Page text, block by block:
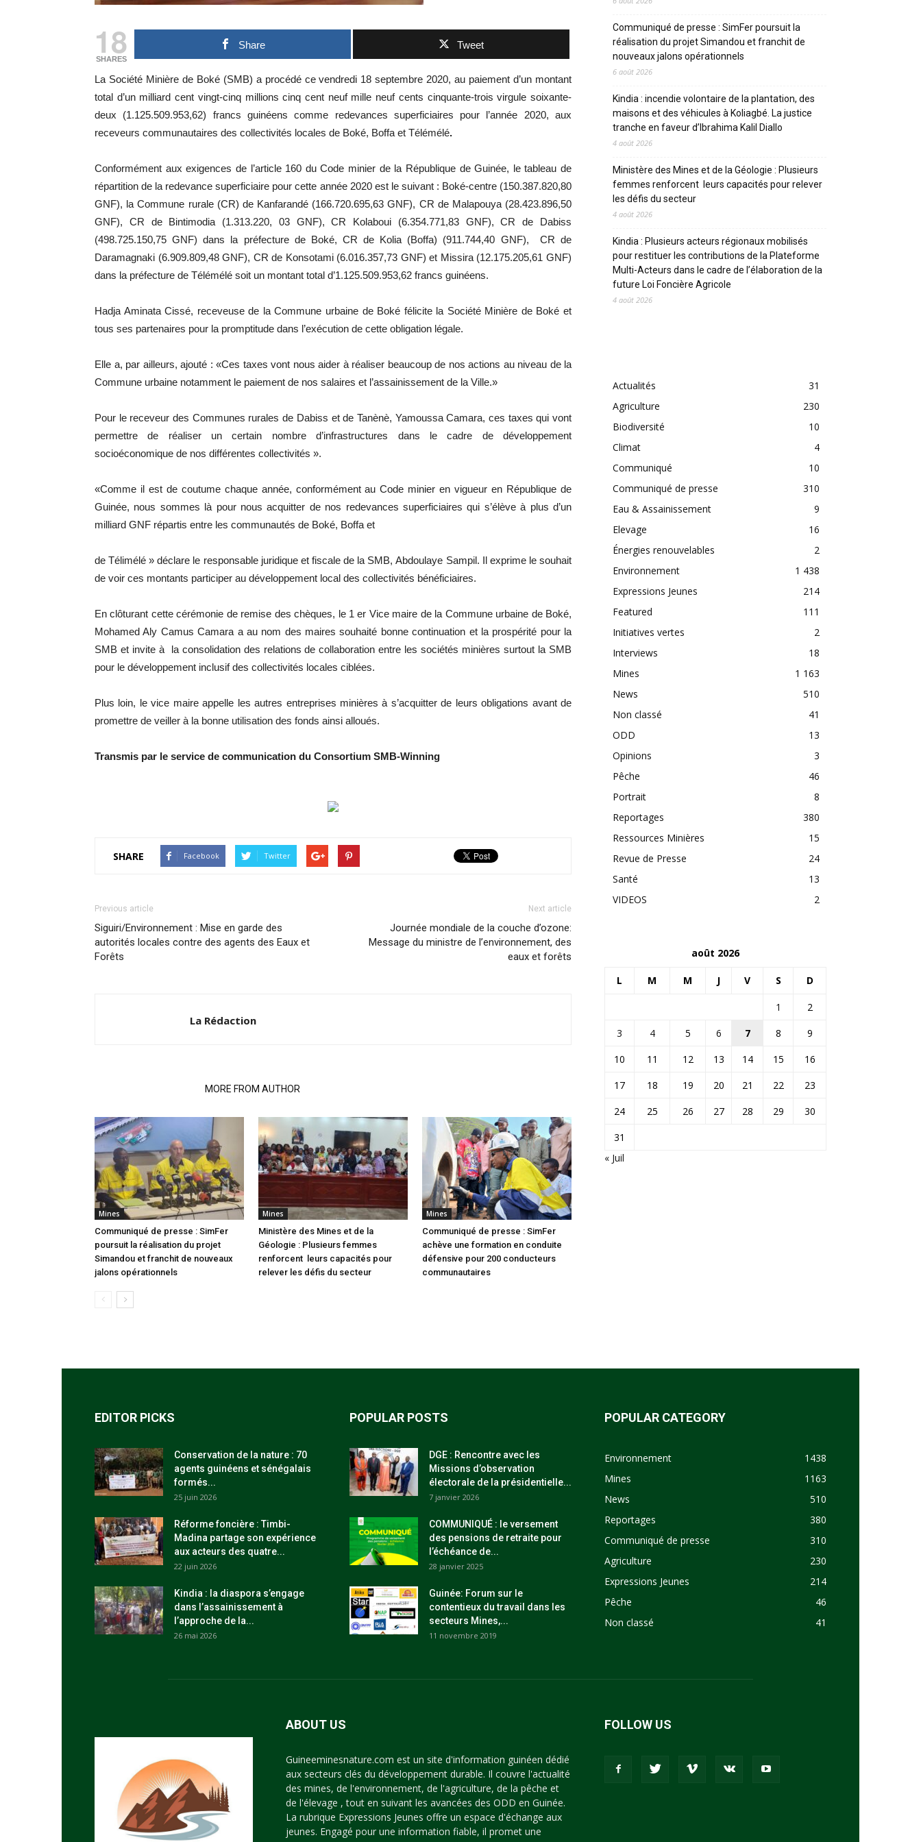
18
SHARES
Share Tweet
La Société Minière de Boké (SMB) a procédé ce vendredi 18 septembre 2020, au paiement d’un montant
total d’un milliard cent vingt-cinq millions cinq cent neuf mille neuf cents cinquante-trois virgule soixante-
deux (1.125.509.953,62) francs guinéens comme redevances superficiaires pour l’année 2020, aux
receveurs communautaires des collectivités locales de Boké, Boffa et Télémélé.
Conformément aux exigences de l’article 160 du Code minier de la République de Guinée, le tableau de
répartition de la redevance superficiaire pour cette année 2020 est le suivant : Boké-centre (150.387.820,80
GNF), la Commune rurale (CR) de Kanfarandé (166.720.695,63 GNF), CR de Malapouya (28.423.896,50
GNF), CR de Bintimodia (1.313.220, 03 GNF), CR Kolaboui (6.354.771,83 GNF), CR de Dabiss
(498.725.150,75 GNF) dans la préfecture de Boké, CR de Kolia (Boffa) (911.744,40 GNF), CR de
Daramagnaki (6.909.809,48 GNF), CR de Konsotami (6.016.357,73 GNF) et Missira (12.175.205,61 GNF)
dans la préfecture de Télémélé soit un montant total d’1.125.509.953,62 francs guinéens.
Hadja Aminata Cissé, receveuse de la Commune urbaine de Boké félicite la Société Minière de Boké et
tous ses partenaires pour la promptitude dans l’exécution de cette obligation légale.
Elle a, par ailleurs, ajouté : «Ces taxes vont nous aider à réaliser beaucoup de nos actions au niveau de la
Commune urbaine notamment le paiement de nos salaires et l’assainissement de la Ville.»
Pour le receveur des Communes rurales de Dabiss et de Tanènè, Yamoussa Camara, ces taxes qui vont
permettre de réaliser un certain nombre d’infrastructures dans le cadre de développement
socioéconomique de nos différentes collectivités ».
«Comme il est de coutume chaque année, conformément au Code minier en vigueur en République de
Guinée, nous sommes là pour nous acquitter de nos redevances superficiaires qui s’élève à plus d’un
milliard GNF répartis entre les communautés de Boké, Boffa et
de Télimélé » déclare le responsable juridique et fiscale de la SMB, Abdoulaye Sampil. Il exprime le souhait
de voir ces montants participer au développement local des collectivités bénéficiaires.
En clôturant cette cérémonie de remise des chèques, le 1 er Vice maire de la Commune urbaine de Boké,
Mohamed Aly Camus Camara a au nom des maires souhaité bonne continuation et la prospérité pour la
SMB et invite à la consolidation des relations de collaboration entre les sociétés minières surtout la SMB
pour le développement inclusif des collectivités locales ciblées.
Plus loin, le vice maire appelle les autres entreprises minières à s’acquitter de leurs obligations avant de
promettre de veiller à la bonne utilisation des fonds ainsi alloués.
Transmis par le service de communication du Consortium SMB-Winning
SHARE Facebook Twitter
Previous article
Siguiri/Environnement : Mise en garde des
autorités locales contre des agents des Eaux et
Forêts
Next article
Journée mondiale de la couche d’ozone:
Message du ministre de l’environnement, des
eaux et forêts
La Rédaction
MORE FROM AUTHOR
Mines
Communiqué de presse : SimFer
poursuit la réalisation du projet
Simandou et franchit de nouveaux
jalons opérationnels
Mines
Ministère des Mines et de la
Géologie : Plusieurs femmes
renforcent leurs capacités pour
relever les défis du secteur
Mines
Communiqué de presse : SimFer
achève une formation en conduite
défensive pour 200 conducteurs
communautaires
Communiqué de presse : SimFer poursuit la
réalisation du projet Simandou et franchit de
nouveaux jalons opérationnels
6 août 2026
Kindia : incendie volontaire de la plantation, des
maisons et des véhicules à Koliagbé. La justice
tranche en faveur d’Ibrahima Kalil Diallo
4 août 2026
Ministère des Mines et de la Géologie : Plusieurs
femmes renforcent leurs capacités pour relever
les défis du secteur
4 août 2026
Kindia : Plusieurs acteurs régionaux mobilisés
pour restituer les contributions de la Plateforme
Multi-Acteurs dans le cadre de l’élaboration de la
future Loi Foncière Agricole
4 août 2026
Actualités
31
Agriculture
230
Biodiversité
10
Climat
4
Communiqué
10
Communiqué de presse
310
Eau & Assainissement
9
Elevage
16
Énergies renouvelables
2
Environnement
1 438
Expressions Jeunes
214
Featured
111
Initiatives vertes
2
Interviews
18
Mines
1 163
News
510
Non classé
41
ODD
13
Opinions
3
Pêche
46
Portrait
8
Reportages
380
Ressources Minières
15
Revue de Presse
24
Santé
13
VIDEOS
2
août 2026
L M M J V S D
1
2
3
4 5 6 7 8
9
10
11 12 13 14 15
16
17
18 19 20 21 22
23
24
25 26 27 28 29
30
31
« Juil
EDITOR PICKS
Conservation de la nature : 70
agents guinéens et sénégalais
formés...
25 juin 2026
Réforme foncière : Timbi-
Madina partage son expérience
aux acteurs des quatre...
22 juin 2026
Kindia : la diaspora s’engage
dans l’assainissement à
l’approche de la...
26 mai 2026
POPULAR POSTS
DGE : Rencontre avec les
Missions d’observation
électorale de la présidentielle...
7 janvier 2026
COMMUNIQUÉ : le versement
des pensions de retraite pour
l’échéance de...
28 janvier 2025
Guinée: Forum sur le
contentieux du travail dans les
secteurs Mines,...
11 novembre 2019
POPULAR CATEGORY
Environnement
1438
Mines
1163
News
510
Reportages
380
Communiqué de presse
310
Agriculture
230
Expressions Jeunes
214
Pêche
46
Non classé
41
ABOUT US
Guineeminesnature.com est un site d'information guinéen dédié
aux secteurs clés du développement durable. Il couvre l'actualité
des mines, de l'environnement, de l'agriculture, de la pêche et
de l'élevage , tout en suivant les avancées des ODD en Guinée.
La rubrique Expressions Jeunes offre un espace d'échange aux
jeunes. Engagé pour une information fiable, il promet une
FOLLOW US